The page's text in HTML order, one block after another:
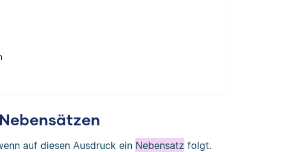
auf diesen Ausdruck ein Nebensatz folgt.